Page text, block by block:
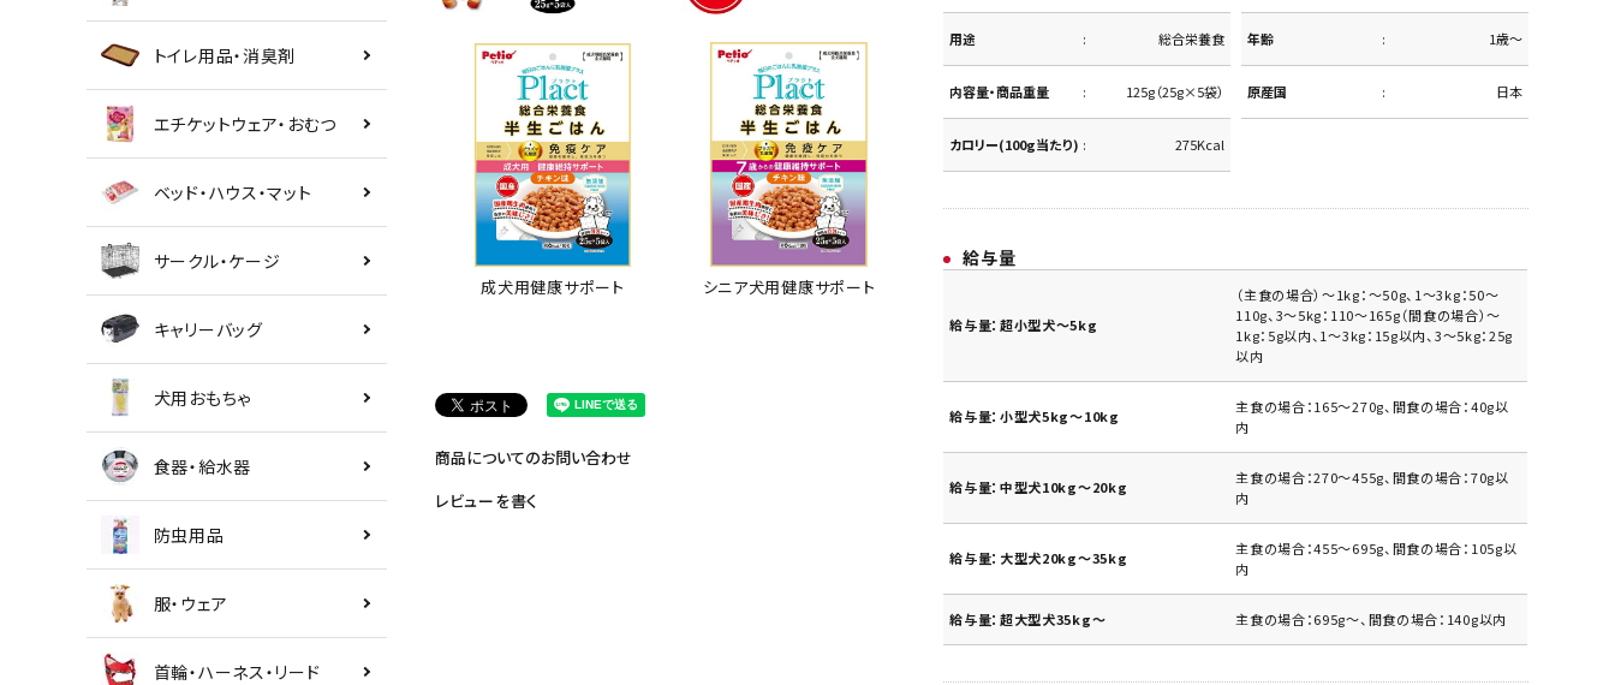
トイレ用品・消臭剤
エチケットウェア・おむつ
ベッド・ハウス・マット
サークル・ケージ
キャリーバッグ
犬用おもちゃ
食器・給水器
防虫用品
服・ウェア
首輪・ハーネス・リード
成犬用健康サポート シニア犬用健康サポート
商品についてのお問い合わせ
レビューを書く
用途 総合栄養食 年齢 1歳～
内容量・商品重量 125g（25g×5袋） 原産国 日本
カロリー(100g当たり) 275Kcal
給与量
給与量：超小型犬～5kg
（主食の場合）～1kg：～50g、1～3kg：50～
110g、3～5kg：110～165g（間食の場合）～
1kg：5g以内、1～3kg：15g以内、3～5kg：25g
以内
給与量：小型犬5kg～10kg
主食の場合：165～270g、間食の場合：40g以
内
給与量：中型犬10kg～20kg
主食の場合：270～455g、間食の場合：70g以
内
給与量：大型犬20kg～35kg
主食の場合：455～695g、間食の場合：105g以
内
給与量：超大型犬35kg～ 主食の場合：695g～、間食の場合：140g以内